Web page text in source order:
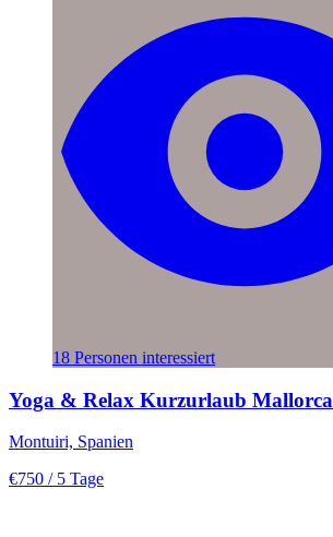
18 Personen interessiert
Yoga & Relax Kurzurlaub Mallorca
Montuiri, Spanien
€750 / 5 Tage